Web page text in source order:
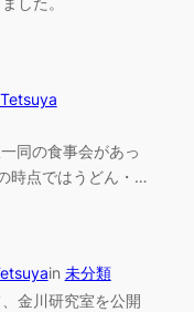
同の食事会があっ
時点ではうどん・…
in 未分類
金川研究室を公開